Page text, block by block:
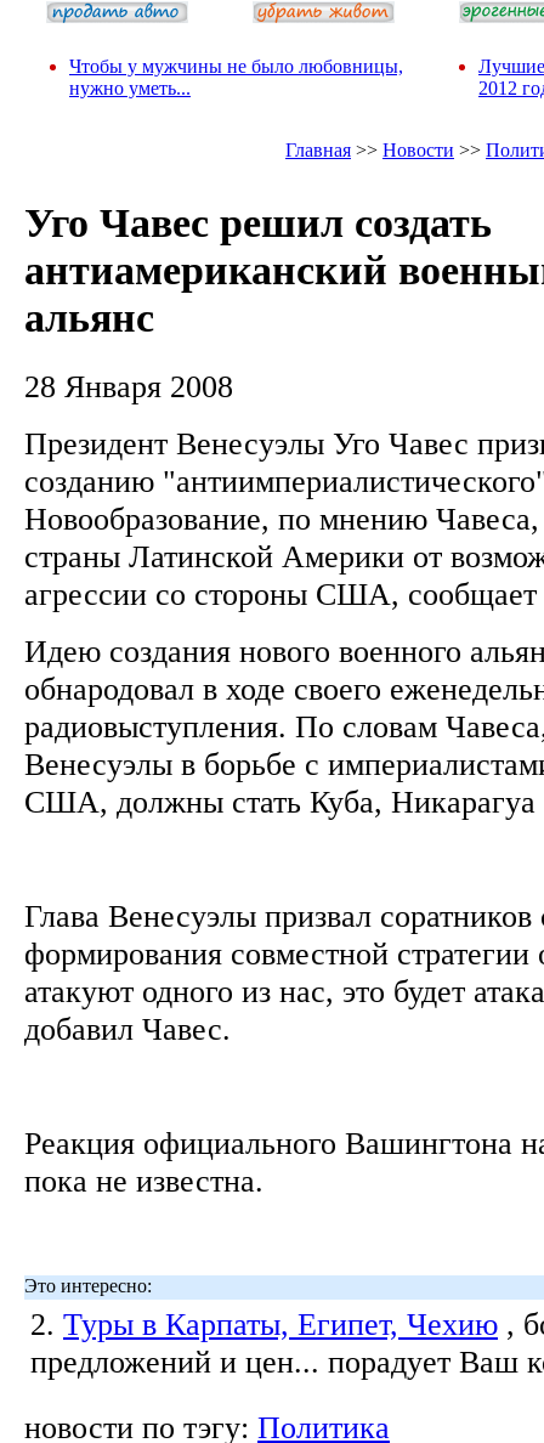
Чтобы у мужчины не было любовницы,
нужно уметь...
Лучшие
2012
Главная >> Новости >>
Уго Чавес решил создать
антиамериканский
альянс
28 Января 2008
Президент Венесуэлы Уго Чавес
созданию
Новообразование, по мнению
страны Латинской Америки от
агрессии со стороны США,
Идею создания нового военного
обнародовал в ходе своего
радиовыступления. По словам
Венесуэлы в борьбе с
США, должны стать Куба,
Глава Венесуэлы призвал соратников
формирования совместной
атакуют одного из нас, это будет
добавил Чавес.
Реакция официального Вашингтона
пока не известна.
Это интересно:
2. Туры в Карпаты, Египет, Чехию ,
предложений и цен... порадует Ваш
новости по тэгу: Политика